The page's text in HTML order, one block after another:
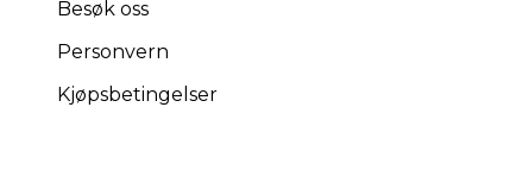
Besøk oss
Personvern
Kjøpsbetingelser